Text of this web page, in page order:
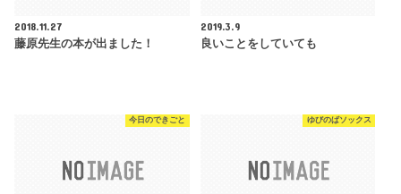
2018.11.27
藤原先生の本が出ました！
2019.3.9
良いことをしていても
今日のできごと ゆびのばソックス